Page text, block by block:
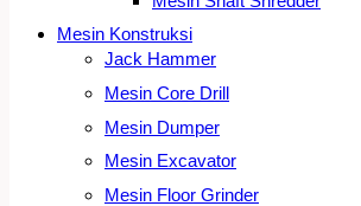
Mesin Konstruksi
Jack Hammer
Mesin Core Drill
Mesin Dumper
Mesin Excavator
Mesin Floor Grinder